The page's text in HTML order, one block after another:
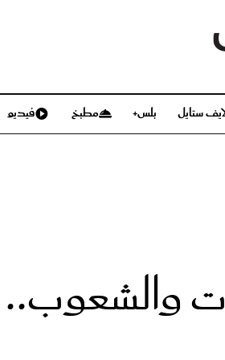
ستايل بلس+ مطبخ فيديو